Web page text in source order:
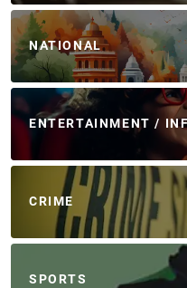
NATIONAL
ENTERTAINMENT /
CRIME
SPORTS